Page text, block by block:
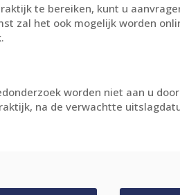
te bereiken, kunt u
zal het ook mogelijk worden
worden niet aan u
na de verwachtte